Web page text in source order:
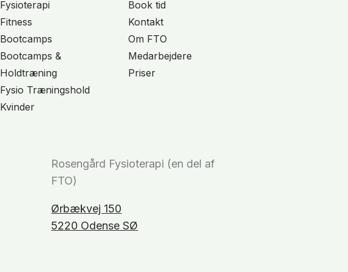
Fysioterapi
Fitness
Bootcamps
Bootcamps &
Holdtræning
Fysio Træningshold
Kvinder
Book tid
Kontakt
Om FTO
Medarbejdere
Priser
Rosengård Fysioterapi (en del af
FTO)
Ørbækvej 150
5220 Odense SØ